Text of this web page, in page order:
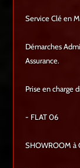
Service Clé en
Démarches
Assurance.
Prise en charge
- FLAT 06
SHOWROOM à